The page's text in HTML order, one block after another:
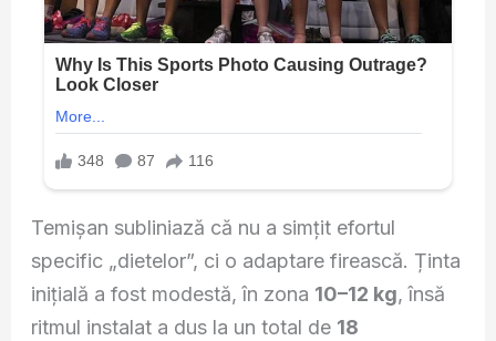
Temișan subliniază că nu a simțit efortul
specific „dietelor”, ci o adaptare firească. Ținta
inițială a fost modestă, în zona 10–12 kg, însă
ritmul instalat a dus la un total de 18